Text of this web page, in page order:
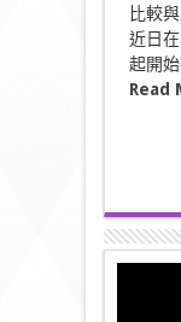
比較
近日
起開
Read